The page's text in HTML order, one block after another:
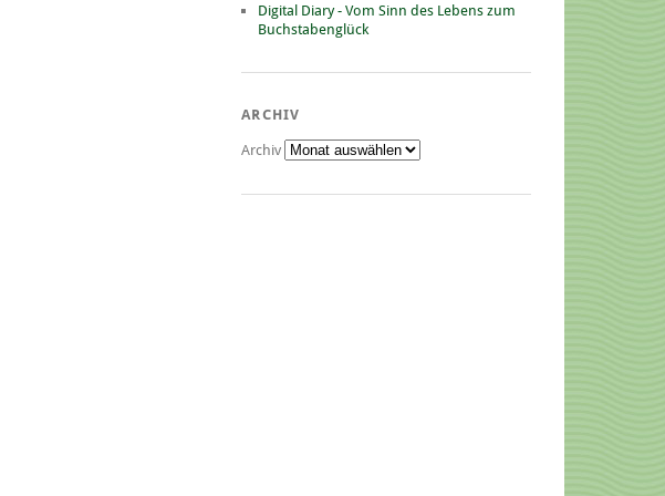
Digital Diary - Vom Sinn des Lebens zum
Buchstabenglück
ARCHIV
Archiv